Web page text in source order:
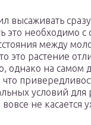
высаживать
это необходимо
между
это растение
однако на самом
условий для
не касается